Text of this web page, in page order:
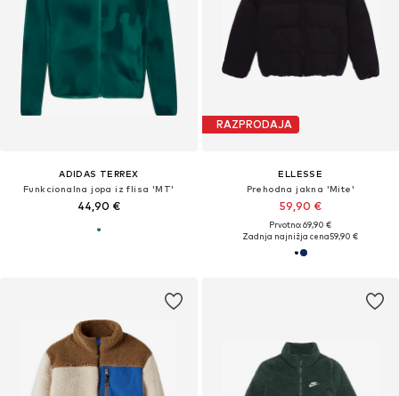
ADIDAS TERREX
Funkcionalna jopa iz flisa 'MT'
44,90 €
RAZPRODAJA
ELLESSE
Prehodna jakna 'Mite'
59,90 €
Prvotno: 69,90 €
Zadnja najnižja cena59,90 €